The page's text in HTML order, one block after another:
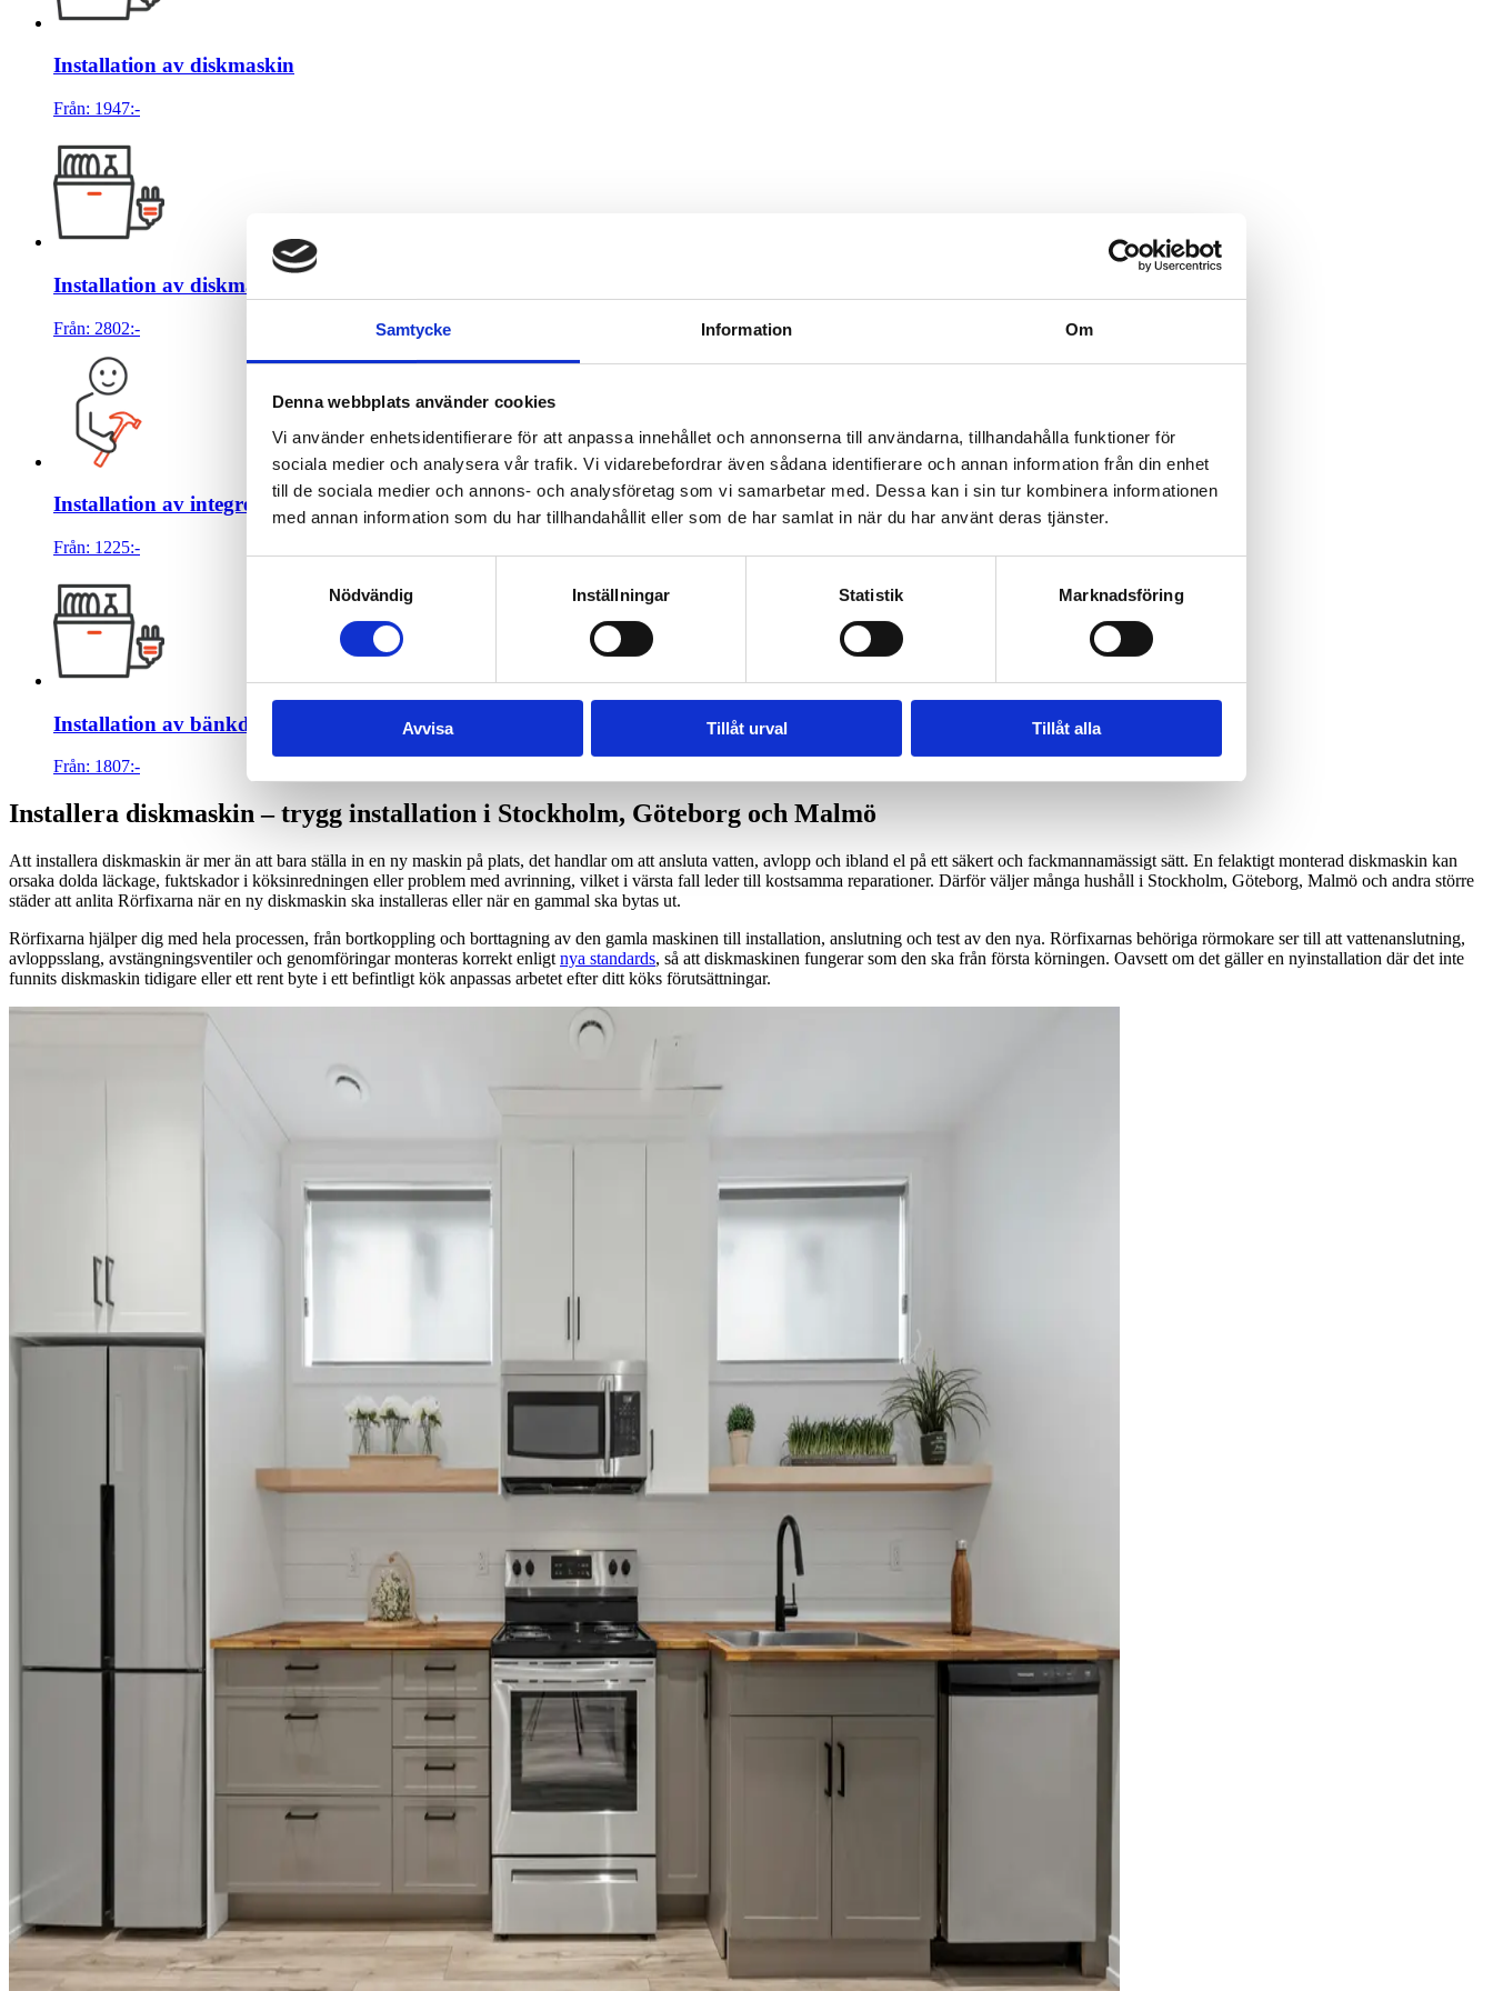
Samtycke Information Om
Denna webbplats använder cookies
Vi använder enhetsidentifierare för att anpassa innehållet och annonserna till användarna, tillhandahålla funktioner för
sociala medier och analysera vår trafik. Vi vidarebefordrar även sådana identifierare och annan information från din enhet
till de sociala medier och annons- och analysföretag som vi samarbetar med. Dessa kan i sin tur kombinera informationen
med annan information som du har tillhandahållit eller som de har samlat in när du har använt deras tjänster.
Nödvändig
Inställningar Statistik Marknadsföring
Avvisa Tillåt urval Tillåt alla
Installation av diskmaskin
Från: 1947:-
Installation av diskmaskin inbyggnad
Från: 2802:-
Installation av integrerad lucka till diskmaskin
Från: 1225:-
Installation av bänkdiskmaskin
Från: 1807:-
Installera diskmaskin – trygg installation i Stockholm, Göteborg och Malmö
Att installera diskmaskin är mer än att bara ställa in en ny maskin på plats, det handlar om att ansluta vatten, avlopp och ibland el på ett säkert och fackmannamässigt sätt. En felaktigt monterad diskmaskin kan
orsaka dolda läckage, fuktskador i köksinredningen eller problem med avrinning, vilket i värsta fall leder till kostsamma reparationer. Därför väljer många hushåll i Stockholm, Göteborg, Malmö och andra större
städer att anlita Rörfixarna när en ny diskmaskin ska installeras eller när en gammal ska bytas ut.
Rörfixarna hjälper dig med hela processen, från bortkoppling och borttagning av den gamla maskinen till installation, anslutning och test av den nya. Rörfixarnas behöriga rörmokare ser till att vattenanslutning,
avloppsslang, avstängningsventiler och genomföringar monteras korrekt enligt nya standards, så att diskmaskinen fungerar som den ska från första körningen. Oavsett om det gäller en nyinstallation där det inte
funnits diskmaskin tidigare eller ett rent byte i ett befintligt kök anpassas arbetet efter ditt köks förutsättningar.